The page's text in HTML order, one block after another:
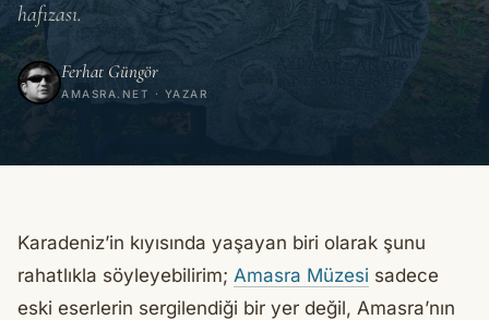
hafızası.
Ferhat Güngör
AMASRA.NET · YAZAR
Karadeniz’in kıyısında yaşayan biri olarak şunu
rahatlıkla söyleyebilirim; Amasra Müzesi sadece
eski eserlerin sergilendiği bir yer değil, Amasra’nın